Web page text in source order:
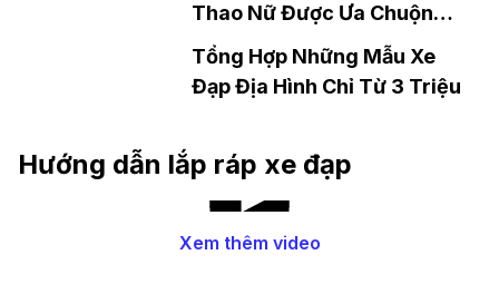
Thao Nữ Được Ưa Chuộng
Nhất
Tổng Hợp Những Mẫu Xe
Đạp Địa Hình Chỉ Từ 3 Triệu
Hướng dẫn lắp ráp xe đạp
Xem thêm video